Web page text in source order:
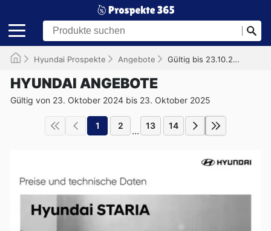
Hyundai Prospekte Angebote Gültig bis 23.10.2025
HYUNDAI ANGEBOTE
Gültig von 23. Oktober 2024 bis 23. Oktober 2025
1 2 ... 13 14